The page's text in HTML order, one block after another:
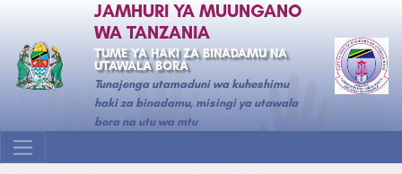
JAMHURI YA MUUNGANO
WA TANZANIA
TUME YA HAKI ZA BINADAMU NA
UTAWALA BORA
Tunajenga utamaduni wa kuheshimu
haki za binadamu, misingi ya utawala
bora na utu wa mtu